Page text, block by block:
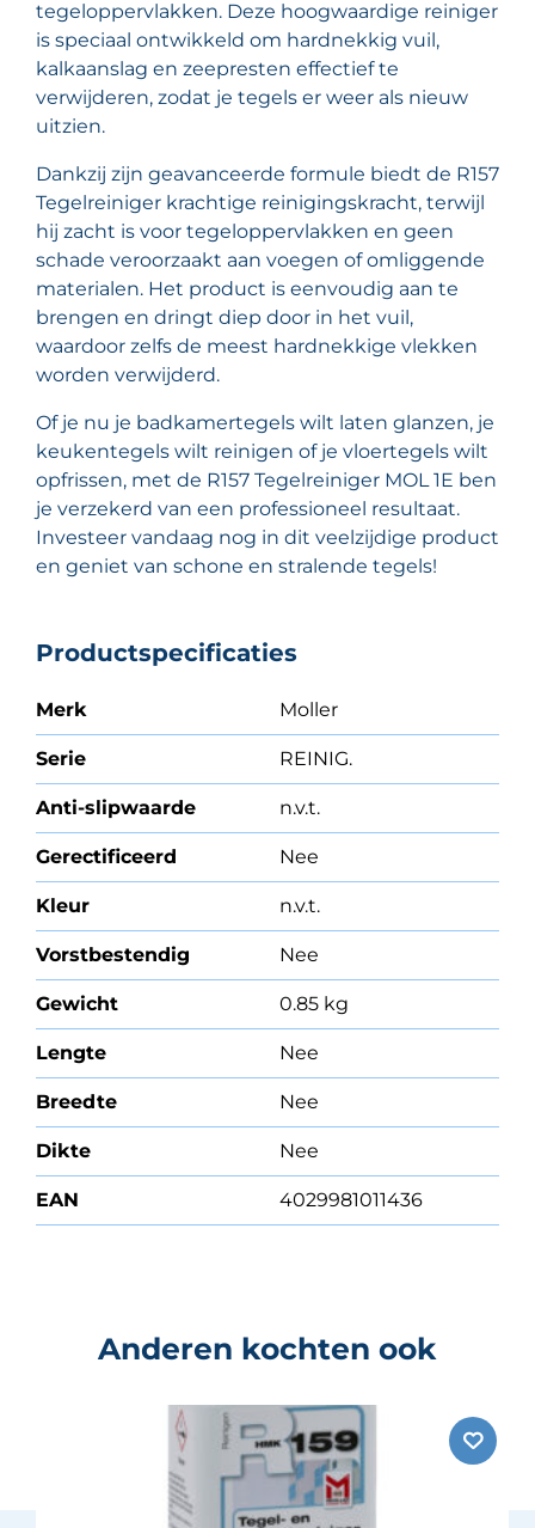
tegeloppervlakken. Deze hoogwaardige reiniger
is speciaal ontwikkeld om hardnekkig vuil,
kalkaanslag en zeepresten effectief te
verwijderen, zodat je tegels er weer als nieuw
uitzien.
Dankzij zijn geavanceerde formule biedt de R157
Tegelreiniger krachtige reinigingskracht, terwijl
hij zacht is voor tegeloppervlakken en geen
schade veroorzaakt aan voegen of omliggende
materialen. Het product is eenvoudig aan te
brengen en dringt diep door in het vuil,
waardoor zelfs de meest hardnekkige vlekken
worden verwijderd.
Of je nu je badkamertegels wilt laten glanzen, je
keukentegels wilt reinigen of je vloertegels wilt
opfrissen, met de R157 Tegelreiniger MOL 1E ben
je verzekerd van een professioneel resultaat.
Investeer vandaag nog in dit veelzijdige product
en geniet van schone en stralende tegels!
Productspecificaties
Merk Moller
Serie REINIG.
Anti-slipwaarde n.v.t.
Gerectificeerd Nee
Kleur n.v.t.
Vorstbestendig Nee
Gewicht 0.85 kg
Lengte Nee
Breedte Nee
Dikte Nee
EAN 4029981011436
Anderen kochten ook